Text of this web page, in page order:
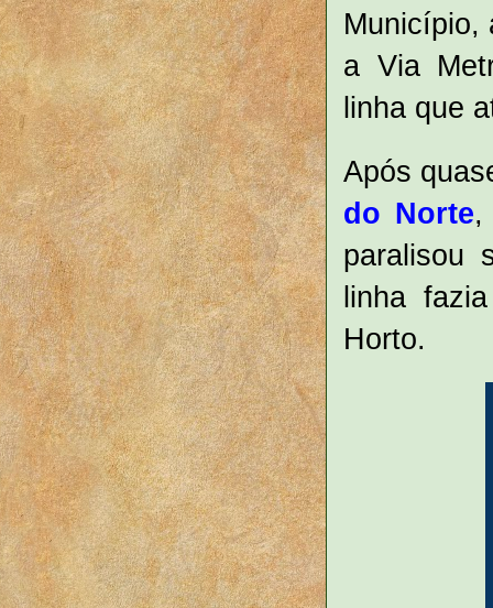
Município,
a Via
linha que
Após
do Norte,
paralisou
linha
Horto.